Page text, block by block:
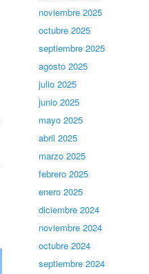
noviembre 2025
octubre 2025
septiembre 2025
agosto 2025
julio 2025
junio 2025
mayo 2025
abril 2025
marzo 2025
febrero 2025
enero 2025
diciembre 2024
noviembre 2024
octubre 2024
septiembre 2024